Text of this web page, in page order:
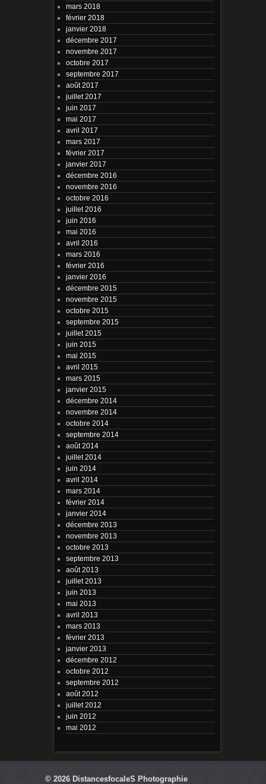
mars 2018
février 2018
janvier 2018
décembre 2017
novembre 2017
octobre 2017
septembre 2017
août 2017
juillet 2017
juin 2017
mai 2017
avril 2017
mars 2017
février 2017
janvier 2017
décembre 2016
novembre 2016
octobre 2016
juillet 2016
juin 2016
mai 2016
avril 2016
mars 2016
février 2016
janvier 2016
décembre 2015
novembre 2015
octobre 2015
septembre 2015
juillet 2015
juin 2015
mai 2015
avril 2015
mars 2015
janvier 2015
décembre 2014
novembre 2014
octobre 2014
septembre 2014
août 2014
juillet 2014
juin 2014
avril 2014
mars 2014
février 2014
janvier 2014
décembre 2013
novembre 2013
octobre 2013
septembre 2013
août 2013
juillet 2013
juin 2013
mai 2013
avril 2013
mars 2013
février 2013
janvier 2013
décembre 2012
octobre 2012
septembre 2012
août 2012
juillet 2012
juin 2012
mai 2012
© 2026 DistancesfocaleS Photographie